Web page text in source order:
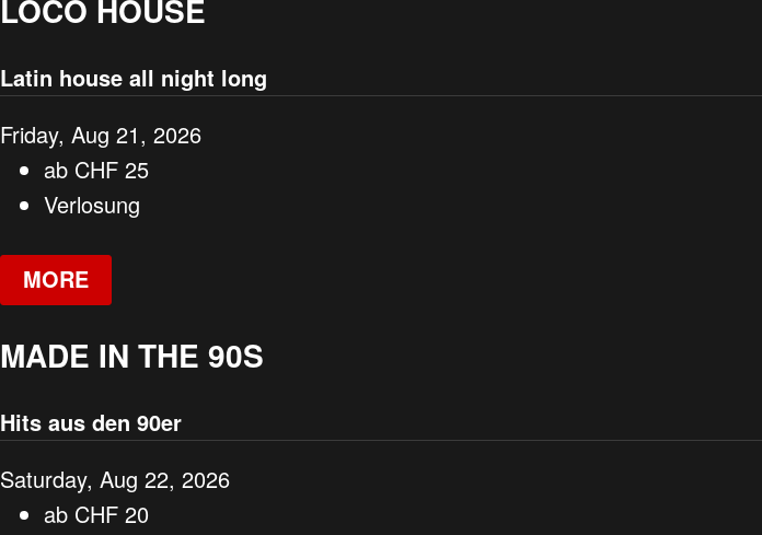
LOCO HOUSE
Latin house all night long
Friday, Aug 21, 2026
ab CHF 25
Verlosung
MORE
MADE IN THE 90S
Hits aus den 90er
Saturday, Aug 22, 2026
ab CHF 20